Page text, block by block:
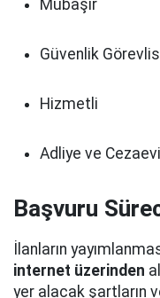
Mübaşir
Güvenlik
Hizmetli
Adliye ve
Başvuru
İlanların
internet üzerinden
yer alacak şartların